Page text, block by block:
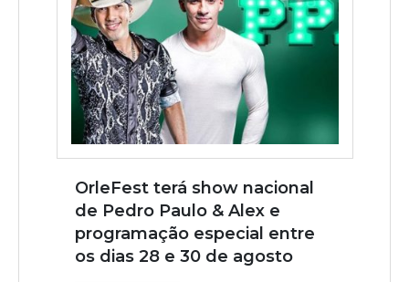
OrleFest terá show nacional
de Pedro Paulo & Alex e
programação especial entre
os dias 28 e 30 de agosto